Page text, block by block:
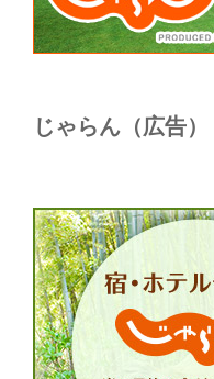
じゃらん（広告）